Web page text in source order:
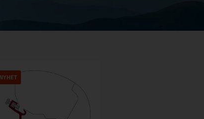
NYHET